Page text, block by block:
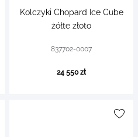
Kolczyki Chopard Ice Cube
żółte złoto
837702-0007
24 550 zł